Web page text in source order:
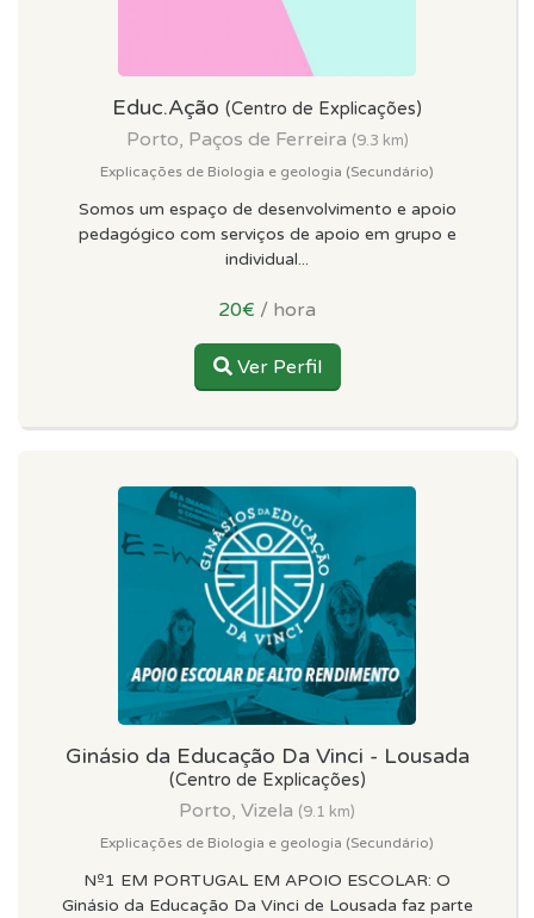
Educ.Ação (Centro de Explicações)
Porto, Paços de Ferreira (9.3 km)
Explicações de Biologia e geologia (Secundário)
Somos um espaço de desenvolvimento e apoio
pedagógico com serviços de apoio em grupo e
individual...
20€ / hora
Ver Perfil
Ginásio da Educação Da Vinci - Lousada
(Centro de Explicações)
Porto, Vizela (9.1 km)
Explicações de Biologia e geologia (Secundário)
Nº1 EM PORTUGAL EM APOIO ESCOLAR: O
Ginásio da Educação Da Vinci de Lousada faz parte